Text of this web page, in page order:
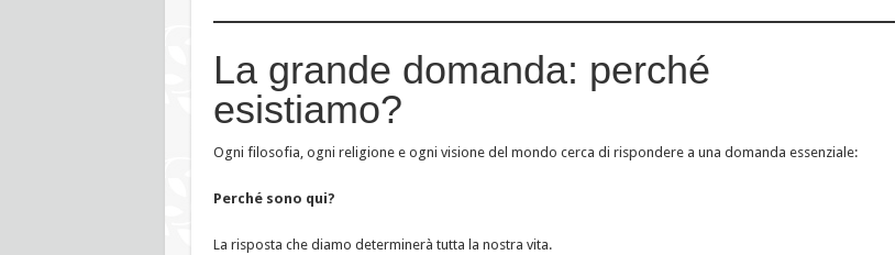
La grande domanda: perché
esistiamo?
Ogni filosofia, ogni religione e ogni visione del mondo cerca di rispondere a una domanda essenziale:
Perché sono qui?
La risposta che diamo determinerà tutta la nostra vita.